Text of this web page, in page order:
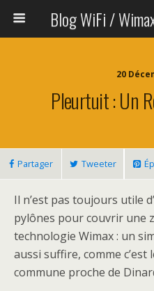
20
Pleurtuit : Un
Partager Tweeter
Il n’est pas toujours utile
pylônes pour couvrir une
technologie Wimax : un
aussi suffire, comme c’est
commune proche de